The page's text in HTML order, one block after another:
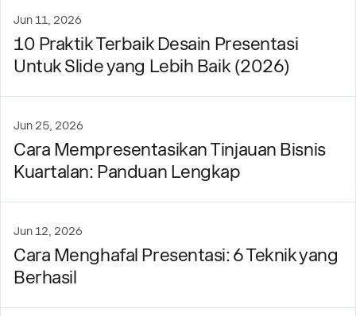
Jun 11, 2026
10 Praktik Terbaik Desain Presentasi
Untuk Slide yang Lebih Baik (2026)
Jun 25, 2026
Cara Mempresentasikan Tinjauan Bisnis
Kuartalan: Panduan Lengkap
Jun 12, 2026
Cara Menghafal Presentasi: 6 Teknik yang
Berhasil